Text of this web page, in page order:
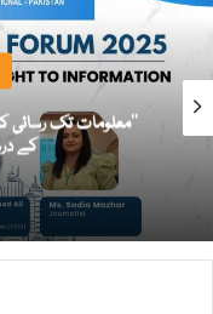
کے درست فیصلے ضروری ہیں‘‘